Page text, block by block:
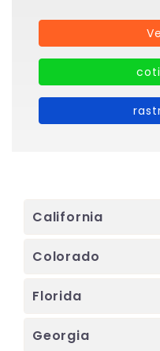
California
Colorado
Florida
Georgia